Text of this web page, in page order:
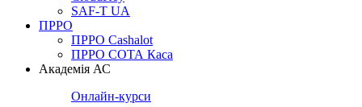
SAF-T UA
ПРРО
ПРРО Cashalot
ПРРО СОТА Каса
Академія АС
Онлайн-курси